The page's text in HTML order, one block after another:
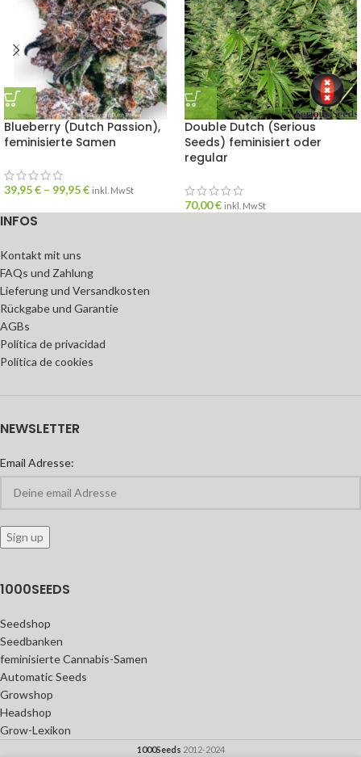
Blueberry (Dutch Passion),
feminisierte Samen
39,95€ – 99,95€ inkl. MwSt
Double Dutch (Serious
Seeds) feminisiert oder
regular
70,00€ inkl. MwSt
INFOS
Kontakt mit uns
FAQs und Zahlung
Lieferung und Versandkosten
Rückgabe und Garantie
AGBs
Política de privacidad
Política de cookies
NEWSLETTER
Email Adresse:
1000SEEDS
Seedshop
Seedbanken
feminisierte Cannabis-Samen
Automatic Seeds
Growshop
Headshop
Grow-Lexikon
1000Seeds 2012-2024